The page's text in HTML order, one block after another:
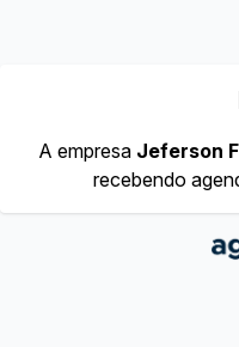
A empresa Jeferson
recebendo